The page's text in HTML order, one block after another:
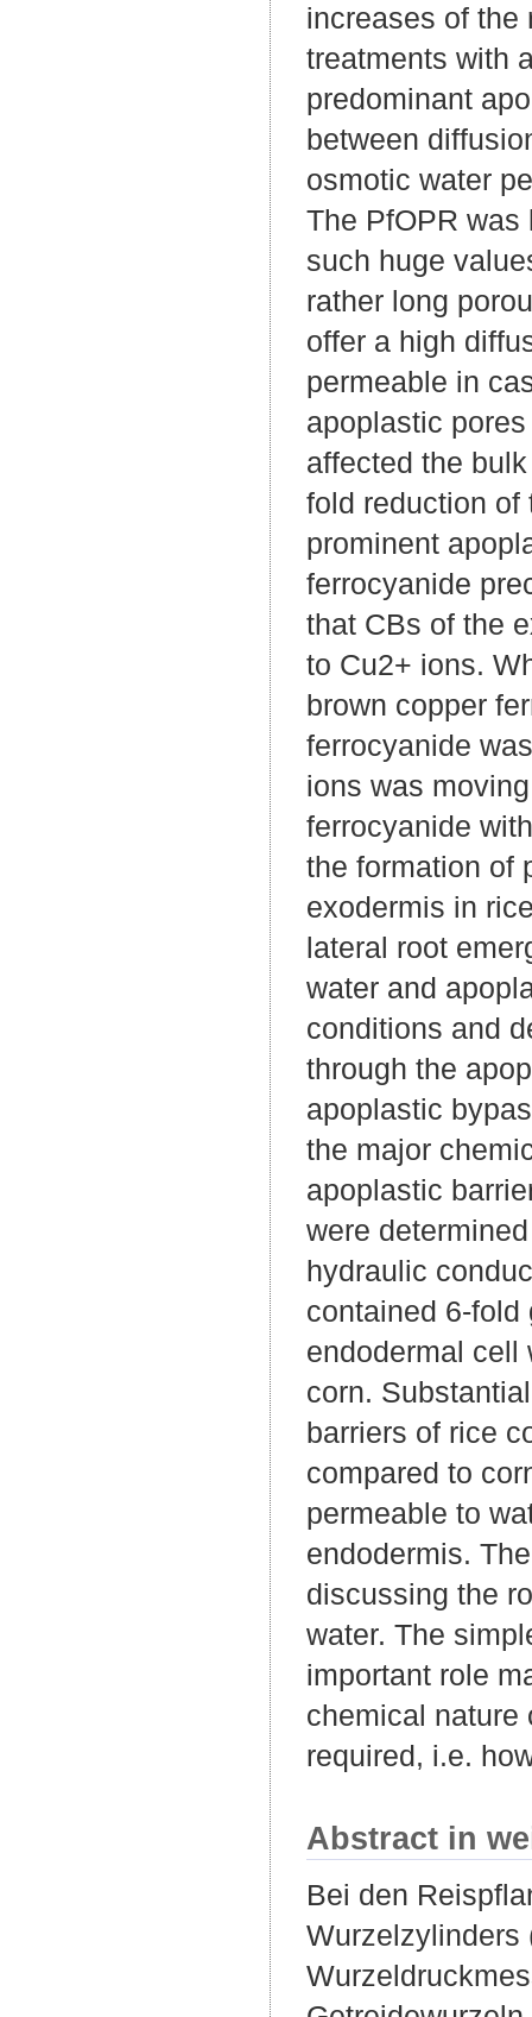
increases of the
treatments with
predominant
between
osmotic water
The PfOPR was
such huge
rather long
offer a high
permeable in
apoplastic
affected the
fold reduction of
prominent
ferrocyanide
that CBs of the
to Cu2+ ions.
brown copper
ferrocyanide
ions was
ferrocyanide
the formation of
exodermis in
lateral root
water and
conditions and
through the
apoplastic
the major
apoplastic
were
hydraulic
contained 6-fold
endodermal cell
corn.
barriers of rice
compared to
permeable to
endodermis.
discussing the
water. The
important role
chemical nature
required, i.e.
Abstract in
Bei den
Wurzelzylinders